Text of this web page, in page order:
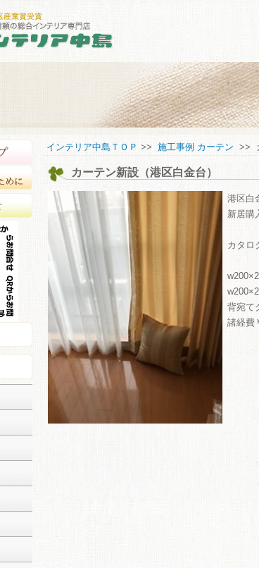
アクセスマップ
安心してご購入していただくために
お問い合わせ
HOME
取扱商品
インテリア中島ＴＯＰ >> 施工事例 カーテン >>
カーテン新設（港区白金台）
港区白
新居購
カタロ
背宛て
諸経